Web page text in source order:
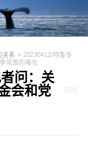
关系 > 20230412/特鲁多
氛围的毒化
问：关
会和党